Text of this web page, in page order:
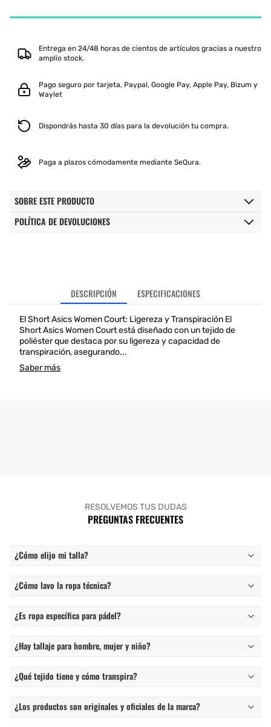
MUJER
MUJER
Entrega en 24/48 horas de cientos de artículos gracias a nuestro
amplio stock.
Pago seguro por tarjeta, Paypal, Google Pay, Apple Pay, Bizum y
Waylet
Dispondrás hasta 30 días para la devolución tu compra.
Paga a plazos cómodamente mediante SeQura.
SOBRE ESTE PRODUCTO
POLÍTICA DE DEVOLUCIONES
DESCRIPCIÓN ESPECIFICACIONES
El Short Asics Women Court: Ligereza y Transpiración El
Short Asics Women Court está diseñado con un tejido de
poliéster que destaca por su ligereza y capacidad de
transpiración, asegurando...
Saber más
RESOLVEMOS TUS DUDAS
PREGUNTAS FRECUENTES
¿Cómo elijo mi talla?
¿Cómo lavo la ropa técnica?
¿Es ropa específica para pádel?
¿Hay tallaje para hombre, mujer y niño?
¿Qué tejido tiene y cómo transpira?
¿Los productos son originales y oficiales de la marca?